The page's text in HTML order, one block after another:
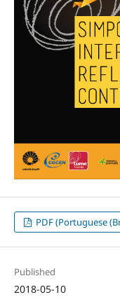
PDF (Portuguese
Published
2018-05-10